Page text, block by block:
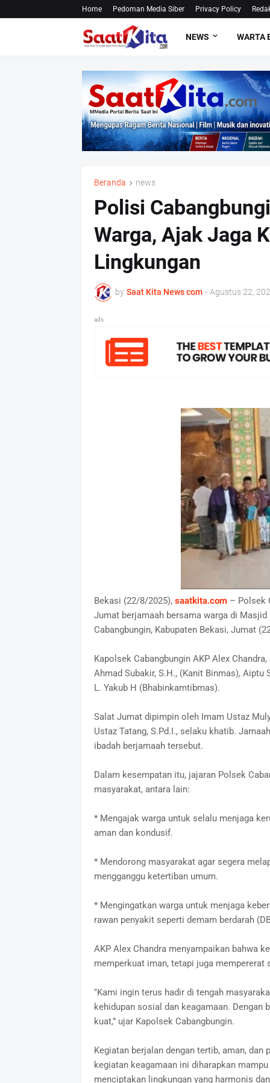
Home Pedoman Media Siber Privacy Policy
NEWS WARTA
Beranda news
Polisi
Warga, Ajak Jaga
Lingkungan
by Saat Kita News com - Agustus 22,
ads
Bekasi (22/8/2025), saatkita.com– Polsek
Jumat berjamaah bersama warga di
Cabangbungin, Kabupaten Bekasi, Jumat
Kapolsek Cabangbungin AKP Alex
Ahmad Subakir, S.H., (Kanit Binmas), Aiptu
L. Yakub H (Bhabinkamtibmas).
Salat Jumat dipimpin oleh Imam Ustaz
Ustaz Tatang, S.Pd.I., selaku khatib.
ibadah berjamaah tersebut.
Dalam kesempatan itu, jajaran Polsek
masyarakat, antara lain:
* Mengajak warga untuk selalu menjaga
aman dan kondusif.
* Mendorong masyarakat agar segera
mengganggu ketertiban umum.
* Mengingatkan warga untuk menjaga
rawan penyakit seperti demam berdarah
AKP Alex Chandra menyampaikan bahwa
memperkuat iman, tetapi juga
"Kami ingin terus hadir di tengah
kehidupan sosial dan keagamaan. Dengan
kuat,” ujar Kapolsek Cabangbungin.
Kegiatan berjalan dengan tertib, aman,
kegiatan keagamaan ini diharapkan
menciptakan lingkungan yang harmonis